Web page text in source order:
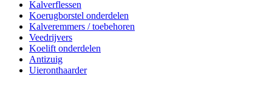
Kalverflessen
Koerugborstel onderdelen
Kalveremmers / toebehoren
Veedrijvers
Koelift onderdelen
Antizuig
Uieronthaarder